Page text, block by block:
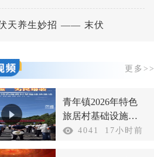
天养生妙招 —— 末伏
更多>>
青年镇2026年特色
旅居村基础设施建
设以工代赈项目开
4041 17小时前